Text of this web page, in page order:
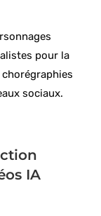
pour la
sociaux.
IA